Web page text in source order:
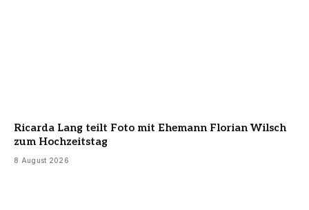
Ricarda Lang teilt Foto mit Ehemann Florian Wilsch
zum Hochzeitstag
8 August 2026